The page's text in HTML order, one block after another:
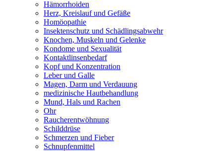
Hämorrhoiden
Herz, Kreislauf und Gefäße
Homöopathie
Insektenschutz und Schädlingsabwehr
Knochen, Muskeln und Gelenke
Kondome und Sexualität
Kontaktlinsenbedarf
Kopf und Konzentration
Leber und Galle
Magen, Darm und Verdauung
medizinische Hautbehandlung
Mund, Hals und Rachen
Ohr
Raucherentwöhnung
Schilddrüse
Schmerzen und Fieber
Schnupfenmittel